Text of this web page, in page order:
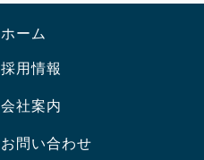
ホーム
採用情報
会社案内
お問い合わせ